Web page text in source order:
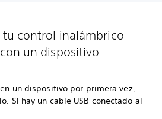
tu control inalámbrico
un dispositivo
un dispositivo por primera vez,
Si hay un cable USB conectado al